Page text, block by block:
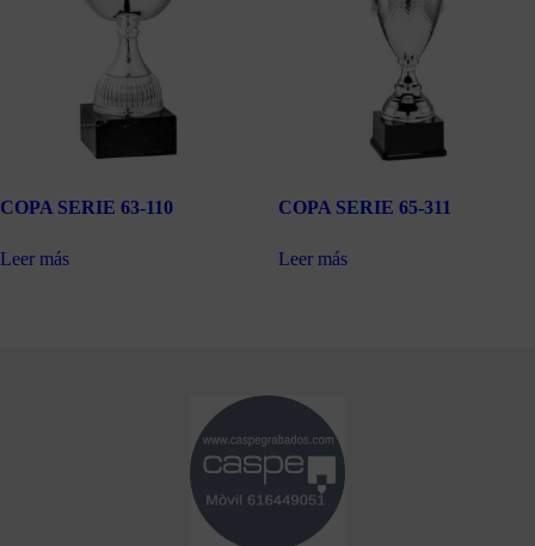
COPA SERIE 63-110
Leer más
COPA SERIE 65-311
Leer más